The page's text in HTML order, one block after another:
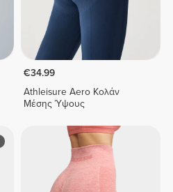
€34.99
Athleisure Aero Κολάν
Μέσης Ύψους